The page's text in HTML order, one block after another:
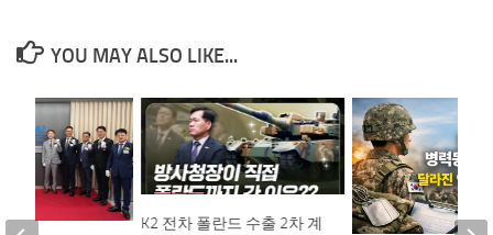
YOU MAY ALSO LIKE...
K2 전차 폴란드 수출 2차 계